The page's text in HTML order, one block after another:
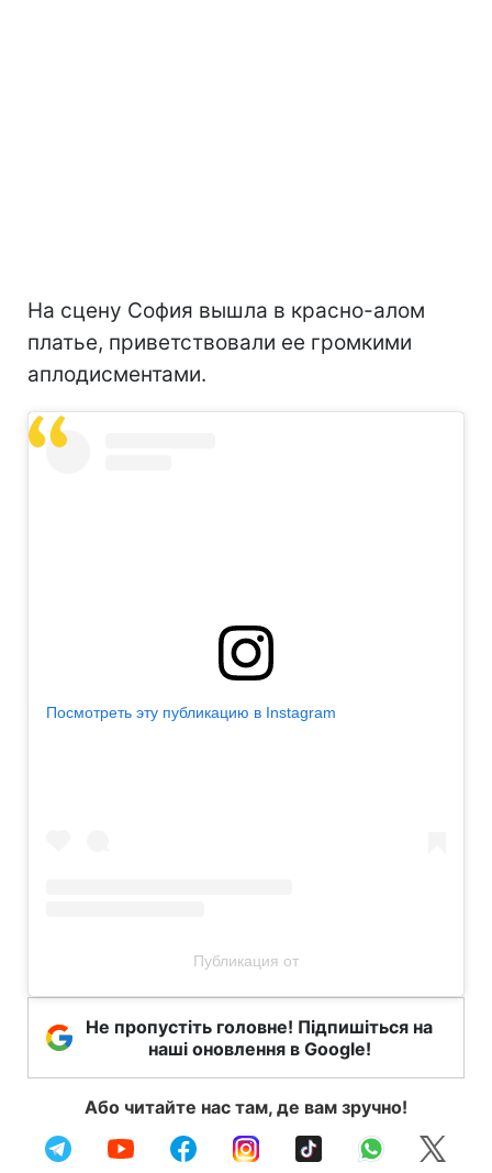
На сцену София вышла в красно-алом
платье, приветствовали ее громкими
аплодисментами.
Посмотреть эту публикацию в Instagram
Публикация от
Не пропустіть головне! Підпишіться на
наші оновлення в Google!
Або читайте нас там, де вам зручно!